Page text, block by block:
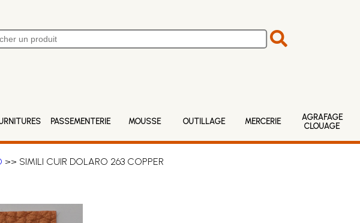
PASSEMENTERIE MOUSSE OUTILLAGE MERCERIE
AGRAFAGE
CLOUAGE
>> SIMILI CUIR DOLARO 263 COPPER